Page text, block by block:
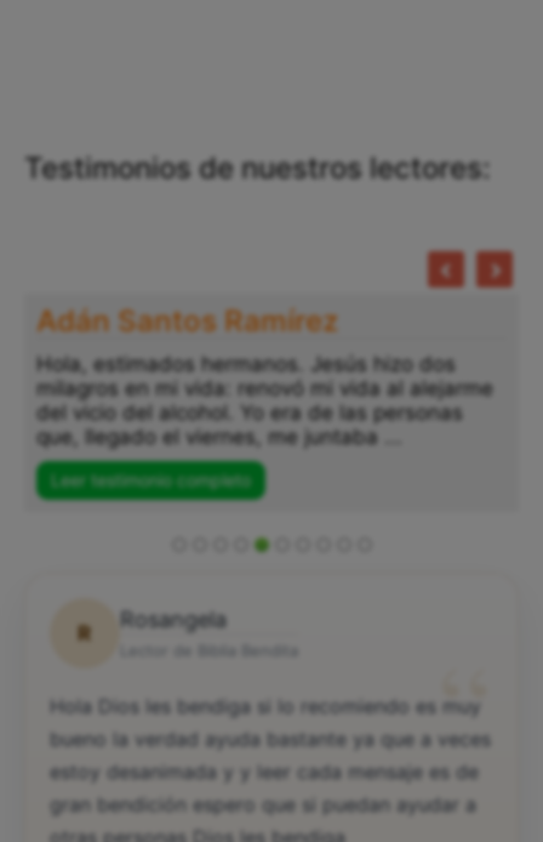
Testimonios de nuestros lectores:
Adán Santos Ramírez
Hola, estimados hermanos. Jesús hizo dos
milagros en mi vida: renovó mi vida al alejarme
del vicio del alcohol. Yo era de las personas
que, llegado el viernes, me juntaba ...
Leer testimonio completo
R
Rosangela
“
Hola Dios les bendiga si lo recomiendo es muy
bueno la verdad ayuda bastante ya que a veces
estoy desanimada y y leer cada mensaje es de
gran bendición espero que si puedan ayudar a